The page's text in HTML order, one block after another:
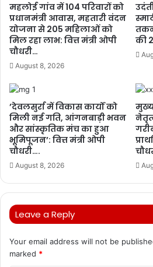
महलोई गांव में 104 परिवारों को
प्रधानमंत्री आवास, महतारी वंदन
योजना से 205 महिलाओं को
मिल रहा लाभ: वित्त मंत्री ओपी
चौधरी…
August 8, 2026
की
’देवलसुर्रा में विकास कार्यों को
मिली नई गति, आंगनबाड़ी भवन
और सांस्कृतिक मंच का हुआ
भूमिपूजन’: वित्त मंत्री ओपी
चौधरी….
August 8, 2026
Leave a Reply
Your email address will not be
marked *